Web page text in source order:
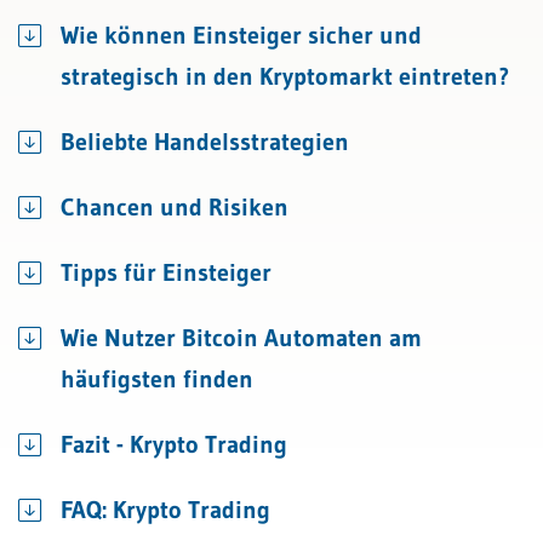
Wie können Einsteiger sicher und
strategisch in den Kryptomarkt eintreten?
Beliebte Handelsstrategien
Chancen und Risiken
Tipps für Einsteiger
Wie Nutzer Bitcoin Automaten am
häufigsten finden
Fazit - Krypto Trading
FAQ: Krypto Trading